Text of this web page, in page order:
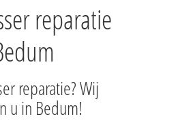
reparatie
reparatie? Wij
u in Bedum!